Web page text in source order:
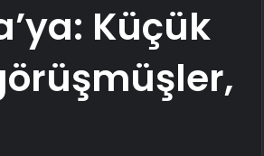
Küçük